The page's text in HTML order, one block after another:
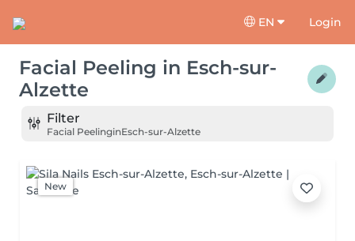
EN Login
Facial Peeling in Esch-sur-
Alzette
Filter
Facial PeelinginEsch-sur-Alzette
New